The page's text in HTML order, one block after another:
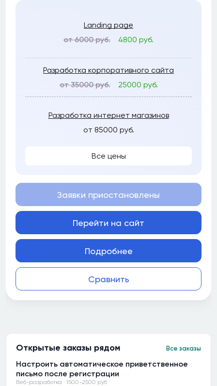
Landing page
от 6000 руб.
4800 руб.
Разработка корпоративного сайта
от 35000 руб.
25000 руб.
Разработка интернет магазинов
от 85000 руб.
Все цены
Сравнить
Заявки приостановлены
Перейти на сайт
Подробнее
Открытые заказы рядом Все заказы
Настроить автоматическое приветственное
письмо после регистрации
Веб-разработка · 1500-2500 руб